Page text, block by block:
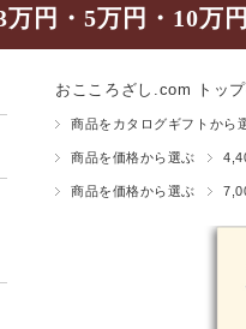
万円・5万円・10万円
おこころざし.com トッ
商品をカタログギフトから
商品を価格から選ぶ
商品を価格から選ぶ